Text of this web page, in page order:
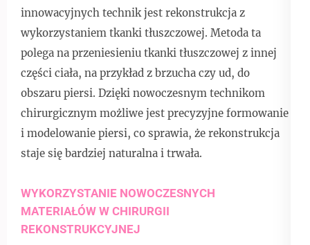
innowacyjnych technik jest rekonstrukcja z
wykorzystaniem tkanki tłuszczowej. Metoda ta
polega na przeniesieniu tkanki tłuszczowej z innej
części ciała, na przykład z brzucha czy ud, do
obszaru piersi. Dzięki nowoczesnym technikom
chirurgicznym możliwe jest precyzyjne formowanie
i modelowanie piersi, co sprawia, że rekonstrukcja
staje się bardziej naturalna i trwała.
WYKORZYSTANIE NOWOCZESNYCH
MATERIAŁÓW W CHIRURGII
REKONSTRUKCYJNEJ